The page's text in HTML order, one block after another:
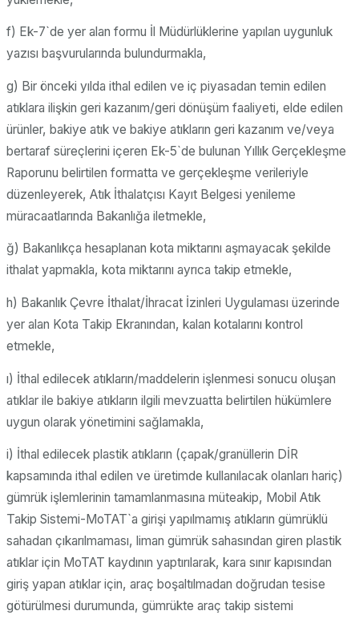
f) Ek-7`de yer alan formu İl Müdürlüklerine yapılan uygunluk
yazısı başvurularında bulundurmakla,
g) Bir önceki yılda ithal edilen ve iç piyasadan temin edilen
atıklara ilişkin geri kazanım/geri dönüşüm faaliyeti, elde edilen
ürünler, bakiye atık ve bakiye atıkların geri kazanım ve/veya
bertaraf süreçlerini içeren Ek-5`de bulunan Yıllık Gerçekleşme
Raporunu belirtilen formatta ve gerçekleşme verileriyle
düzenleyerek, Atık İthalatçısı Kayıt Belgesi yenileme
müracaatlarında Bakanlığa iletmekle,
ğ) Bakanlıkça hesaplanan kota miktarını aşmayacak şekilde
ithalat yapmakla, kota miktarını ayrıca takip etmekle,
h) Bakanlık Çevre İthalat/İhracat İzinleri Uygulaması üzerinde
yer alan Kota Takip Ekranından, kalan kotalarını kontrol
etmekle,
ı) İthal edilecek atıkların/maddelerin işlenmesi sonucu oluşan
atıklar ile bakiye atıkların ilgili mevzuatta belirtilen hükümlere
uygun olarak yönetimini sağlamakla,
i) İthal edilecek plastik atıkların (çapak/granüllerin DİR
kapsamında ithal edilen ve üretimde kullanılacak olanları hariç)
gümrük işlemlerinin tamamlanmasına müteakip, Mobil Atık
Takip Sistemi-MoTAT`a girişi yapılmamış atıkların gümrüklü
sahadan çıkarılmaması, liman gümrük sahasından giren plastik
atıklar için MoTAT kaydının yaptırılarak, kara sınır kapısından
giriş yapan atıklar için, araç boşaltılmadan doğrudan tesise
götürülmesi durumunda, gümrükte araç takip sistemi